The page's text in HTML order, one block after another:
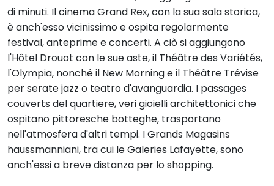
di minuti. Il cinema Grand Rex, con la sua sala storica,
è anch'esso vicinissimo e ospita regolarmente
festival, anteprime e concerti. A ciò si aggiungono
l'Hôtel Drouot con le sue aste, il Théâtre des Variétés,
l'Olympia, nonché il New Morning e il Théâtre Trévise
per serate jazz o teatro d'avanguardia. I passages
couverts del quartiere, veri gioielli architettonici che
ospitano pittoresche botteghe, trasportano
nell'atmosfera d'altri tempi. I Grands Magasins
haussmanniani, tra cui le Galeries Lafayette, sono
anch'essi a breve distanza per lo shopping.